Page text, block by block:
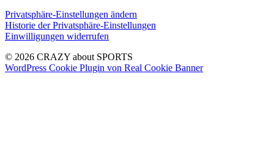
Privatsphäre-Einstellungen ändern
Historie der Privatsphäre-Einstellungen
Einwilligungen widerrufen
© 2026 CRAZY about SPORTS
WordPress Cookie Plugin von Real Cookie Banner